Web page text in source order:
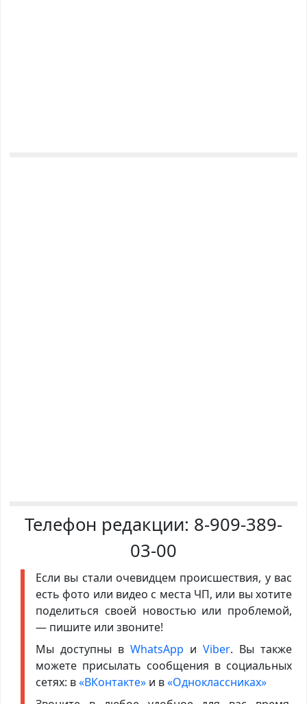
Телефон редакции: 8-909-389-
03-00
Если вы стали очевидцем происшествия, у вас
есть фото или видео с места ЧП, или вы хотите
поделиться своей новостью или проблемой,
— пишите или звоните!
Мы доступны в WhatsApp иViber. Вы также
можете присылать сообщения в социальных
сетях: в«ВКонтакте»и в«Одноклассниках»